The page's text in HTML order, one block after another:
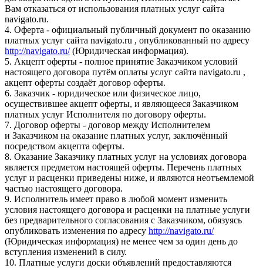
Вам отказаться от использования платных услуг сайта
navigato.ru.
4. Оферта - официальный публичный документ по оказанию
платных услуг сайта navigato.ru , опубликованный по адресу
http://navigato.ru/(Юридическая информация).
5. Акцепт оферты - полное принятие Заказчиком условий
настоящего договора путём оплаты услуг сайта navigato.ru ,
акцепт оферты создаёт договор оферты.
6. Заказчик - юридическое или физическое лицо,
осуществившее акцепт оферты, и являющееся Заказчиком
платных услуг Исполнителя по договору оферты.
7. Договор оферты - договор между Исполнителем
и Заказчиком на оказание платных услуг, заключённый
посредством акцепта оферты.
8. Оказание Заказчику платных услуг на условиях договора
является предметом настоящей оферты. Перечень платных
услуг и расценки приведены ниже, и являются неотъемлемой
частью настоящего договора.
9. Исполнитель имеет право в любой момент изменить
условия настоящего договора и расценки на платные услуги
без предварительного согласования с Заказчиком, обязуясь
опубликовать изменения по адресу http://navigato.ru/
(Юридическая информация) не менее чем за один день до
вступления изменений в силу.
10. Платные услуги доски объявлений предоставляются